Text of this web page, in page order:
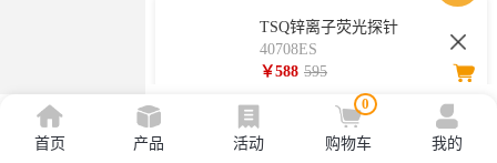
TSQ锌离子荧光探针
40708ES
￥588 595
Zinquin Ethyl Ester 锌喹乙酯细
首页 产品 活动
0
购物车 我的